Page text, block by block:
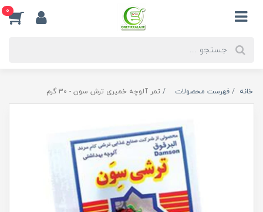
0
خانه فهرست محصولات تمر آلوچه خمیری ترش سون - 30 گرم